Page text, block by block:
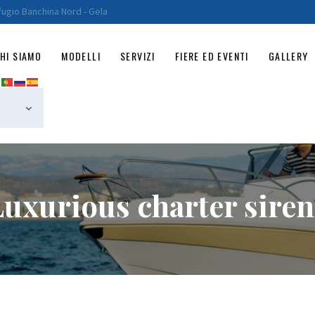
Banchina Nord - Gela
SIAMO MODELLI SERVIZI FIERE ED EVENTI GALLERY
charter
HOME
CHI SIAMO
FIERE ED EVENTI
GALLERY